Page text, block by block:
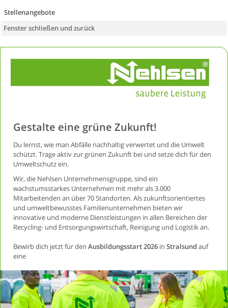
Stellenangebote
Fenster schließen und zurück
Gestalte eine grüne Zukunft!
Du lernst, wie man Abfälle nachhaltig verwertet und die Umwelt
schützt. Trage aktiv zur grünen Zukunft bei und setze dich für den
Umweltschutz ein.
Wir, die Nehlsen Unternehmensgruppe, sind ein
wachstumsstarkes Unternehmen mit mehr als 3.000
Mitarbeitenden an über 70 Standorten. Als zukunftsorientiertes
und umweltbewusstes Familienunternehmen bieten wir
innovative und moderne Dienstleistungen in allen Bereichen der
Recycling- und Entsorgungswirtschaft, Reinigung und Logistik an.
Bewirb dich jetzt für denAusbildungsstart 2026 in Stralsund auf
eine